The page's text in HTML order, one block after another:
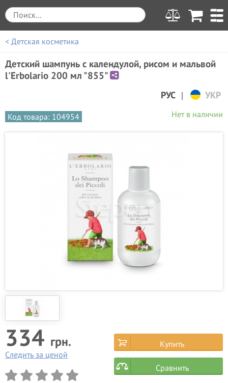
< Детская косметика
Детский шампунь с календулой, рисом и мальвой
l'Erbolario 200 мл "855"
РУС | УКР
Код товара: 104954 Нет в наличии
334 грн.
Следить за ценой
Купить
Сравнить